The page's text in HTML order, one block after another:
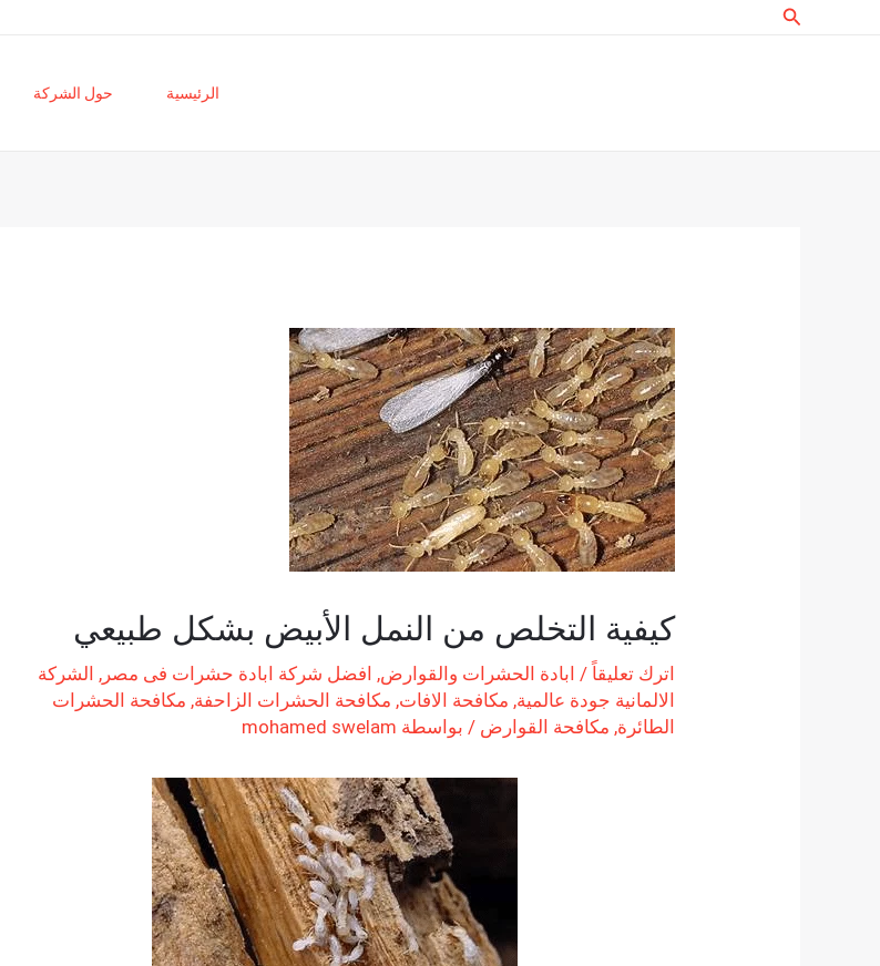
البحث
الرئيسية حول الشركة
كيفية التخلص من النمل الأبيض بشكل طبيعي
اترك تعليقاً / ابادة الحشرات والقوارض, افضل شركة ابادة حشرات فى مصر, الشركة
الالمانية جودة عالمية, مكافحة الافات, مكافحة الحشرات الزاحفة, مكافحة الحشرات
الطائرة, مكافحة القوارض / بواسطة mohamed swelam